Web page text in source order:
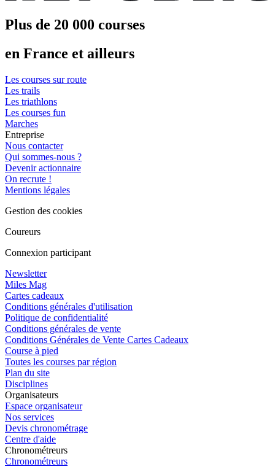
Plus de 20 000 courses
en France et ailleurs
Les courses sur route
Les trails
Les triathlons
Les courses fun
Marches
Entreprise
Nous contacter
Qui sommes-nous ?
Devenir actionnaire
On recrute !
Mentions légales
Gestion des cookies
Coureurs
Connexion participant
Newsletter
Miles Mag
Cartes cadeaux
Conditions générales d'utilisation
Politique de confidentialité
Conditions générales de vente
Conditions Générales de Vente Cartes Cadeaux
Course à pied
Toutes les courses par région
Plan du site
Disciplines
Organisateurs
Espace organisateur
Nos services
Devis chronométrage
Centre d'aide
Chronométreurs
Chronométreurs